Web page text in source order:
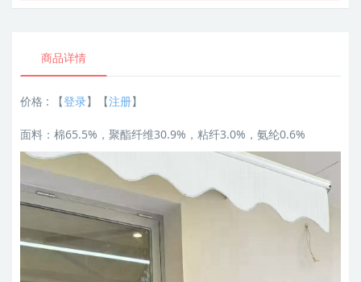
商品详情
价格 : 【登录】【注册】
面料：棉65.5%，聚酯纤维30.9%，粘纤3.0%，氨纶0.6%